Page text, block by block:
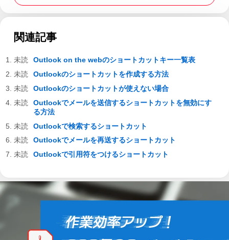
関連記事
Outlook on the webのショートカットキー一覧表
Outlookのショートカットを作成する方法
Outlookのショートカットが使えない場合
Outlookでメールを送信するショートカットを無効にす
る方法
Outlookで検索するショートカット
Outlookでメールを再送するショートカット
Outlookで引用符をつけるショートカット